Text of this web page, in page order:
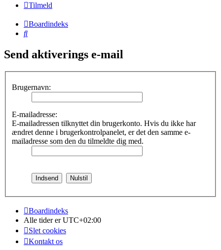
Tilmeld
Boardindeks
Søg
Send aktiverings e-mail
Brugernavn:
E-mailadresse:
E-mailadressen tilknyttet din brugerkonto. Hvis du ikke har
ændret denne i brugerkontrolpanelet, er det den samme e-
mailadresse som den du tilmeldte dig med.
Boardindeks
Alle tider erUTC+02:00
Slet cookies
Kontakt os